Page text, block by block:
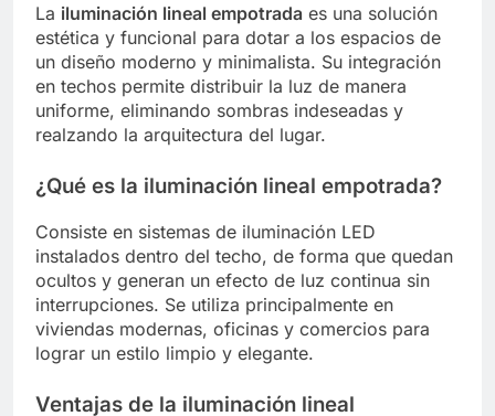
La iluminación lineal empotrada es una solución
estética y funcional para dotar a los espacios de
un diseño moderno y minimalista. Su integración
en techos permite distribuir la luz de manera
uniforme, eliminando sombras indeseadas y
realzando la arquitectura del lugar.
¿Qué es la iluminación lineal empotrada?
Consiste en sistemas de iluminación LED
instalados dentro del techo, de forma que quedan
ocultos y generan un efecto de luz continua sin
interrupciones. Se utiliza principalmente en
viviendas modernas, oficinas y comercios para
lograr un estilo limpio y elegante.
Ventajas de la iluminación lineal